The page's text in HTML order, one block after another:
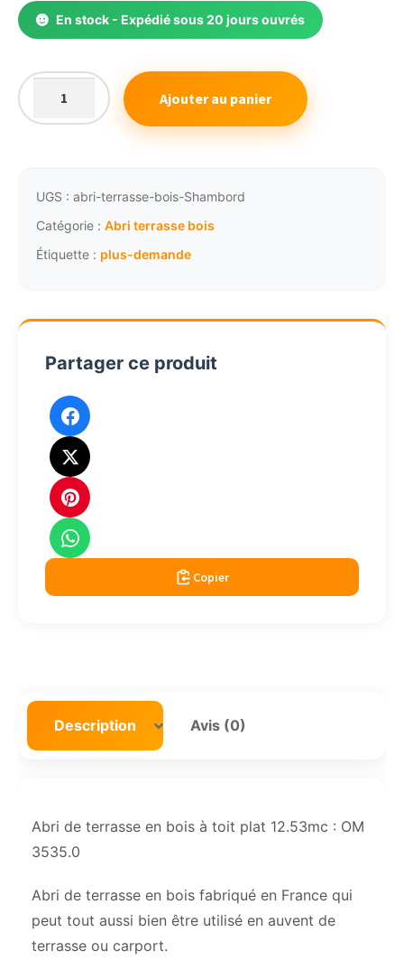
En stock - Expédié sous 20 jours ouvrés
quantité
de
bois
toit
plat
12mc
Ajouter au panier
UGS : abri-terrasse-bois-Shambord
Catégorie : Abri terrasse bois
Étiquette : plus-demande
Partager ce produit
Copier
Description Avis (0)
Abri de terrasse en bois à toit plat 12.53mc : OM
3535.0
Abri de terrasse en bois fabriqué en France qui
peut tout aussi bien être utilisé en auvent de
terrasse ou carport.